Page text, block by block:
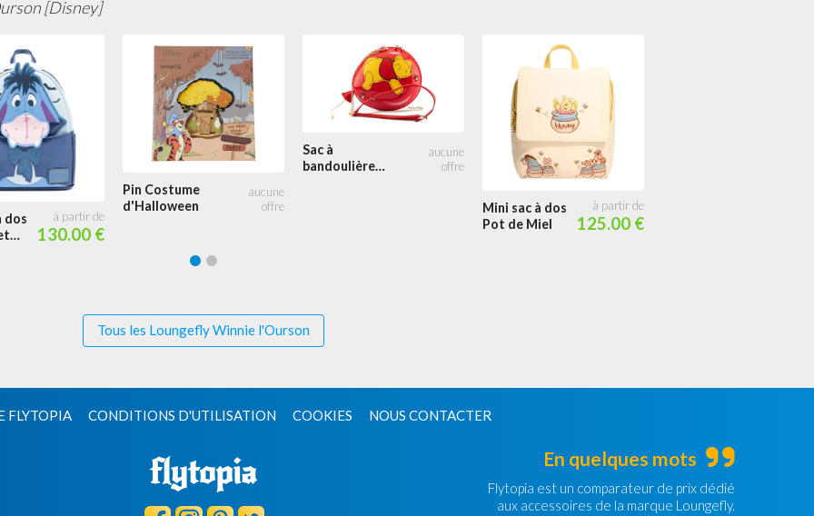
[Disney]
dos
130.00 €
Pin Costume
d'Halloween
Sac à
bandoulière
Mini sac à dos
Pot de Miel
125.00 €
Tous les Loungefly Winnie l'Ourson
FLYTOPIA CONDITIONS D'UTILISATION COOKIES NOUS CONTACTER
En quelques mots
Flytopia est un comparateur de prix dédié
aux accessoires de la marque Loungefly.